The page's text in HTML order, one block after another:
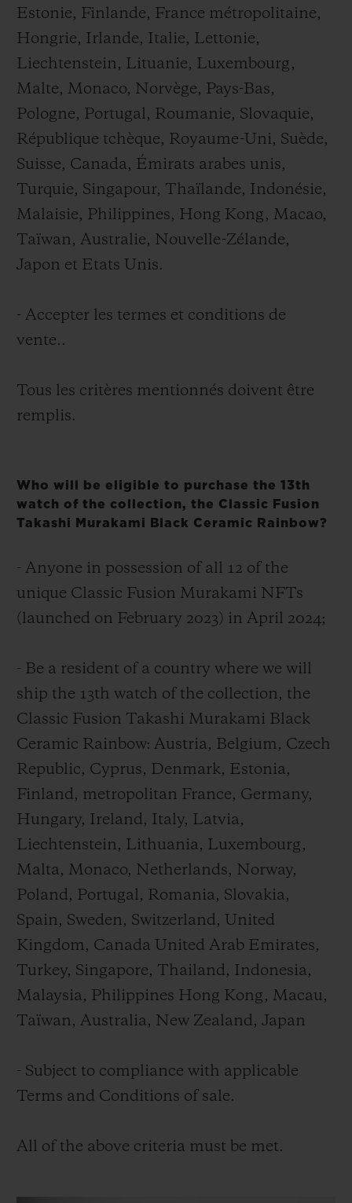
Estonie, Finlande, France métropolitaine,
Hongrie, Irlande, Italie, Lettonie,
Liechtenstein, Lituanie, Luxembourg,
Malte, Monaco, Norvège, Pays-Bas,
Pologne, Portugal, Roumanie, Slovaquie,
République tchèque, Royaume-Uni, Suède,
Suisse, Canada, Émirats arabes unis,
Turquie, Singapour, Thaïlande, Indonésie,
Malaisie, Philippines, Hong Kong, Macao,
Taïwan, Australie, Nouvelle-Zélande,
Japon et Etats Unis.
- Accepter les termes et conditions de
vente..
Tous les critères mentionnés doivent être
remplis.
Who will be eligible to purchase the 13th
watch of the collection, the Classic Fusion
Takashi Murakami Black Ceramic Rainbow?
- Anyone in possession of all 12 of the
unique Classic Fusion Murakami NFTs
(launched on February 2023) in April 2024;
- Be a resident of a country where we will
ship the 13th watch of the collection, the
Classic Fusion Takashi Murakami Black
Ceramic Rainbow: Austria, Belgium, Czech
Republic, Cyprus, Denmark, Estonia,
Finland, metropolitan France, Germany,
Hungary, Ireland, Italy, Latvia,
Liechtenstein, Lithuania, Luxembourg,
Malta, Monaco, Netherlands, Norway,
Poland, Portugal, Romania, Slovakia,
Spain, Sweden, Switzerland, United
Kingdom, Canada United Arab Emirates,
Turkey, Singapore, Thailand, Indonesia,
Malaysia, Philippines Hong Kong, Macau,
Taïwan, Australia, New Zealand, Japan
- Subject to compliance with applicable
Terms and Conditions of sale.
All of the above criteria must be met.